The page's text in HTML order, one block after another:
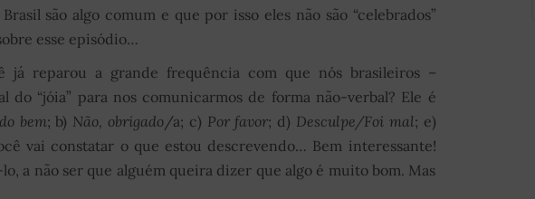
são algo comum e que por isso eles não são “celebrados”
esse episódio…
já reparou a grande frequência com que nós brasileiros –
do “jóia” para nos comunicarmos de forma não-verbal? Ele é
bem; b) Não, obrigado/a; c) Por favor; d) Desculpe/Foi mal; e)
vai constatar o que estou descrevendo… Bem interessante!
a não ser que alguém queira dizer que algo é muito bom. Mas